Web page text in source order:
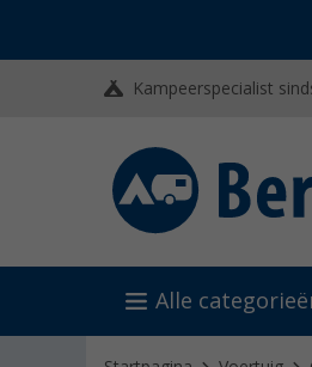
Kampeerspecialist
Alle